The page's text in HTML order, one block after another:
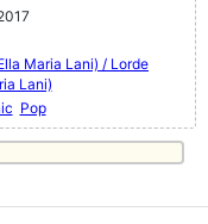
Maria Lani) / Lorde
Lani)
Pop